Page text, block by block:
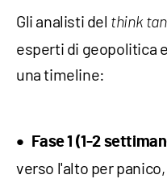
​Gli analisti del think
esperti di geopolitica
una timeline:
Fase 1 (1-2
verso l'alto per